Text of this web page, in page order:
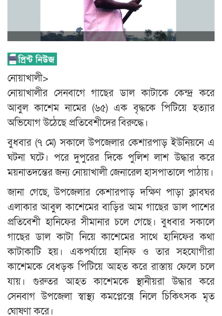
নোয়াখালী>
নোয়াখালীর সেনবাগে গাছের ডাল কাটাকে কেন্দ্র করে
আবুল কাশেম নামের (৬৫) এক বৃদ্ধকে পিটিয়ে হত্যার
অভিযোগ উঠেছে প্রতিবেশীদের বিরুদ্ধে।
বুধবার (৭ মে) সকালে উপজেলার কেশারপাড় ইউনিয়নে এ
ঘটনা ঘটে। পরে দুপুরের দিকে পুলিশ লাশ উদ্ধার করে
ময়নাতদন্তের জন্য নোয়াখালী জেনারেল হাসপাতালে পাঠায়।
জানা গেছে, উপজেলার কেশারপাড় দক্ষিণ পাড়া ক্লাবঘর
এলাকার আবুল কাশেমের বাড়ির আম গাছের ডাল পাশের
প্রতিবেশী হানিফের সীমানার চলে গেছে। বুধবার সকালে
গাছের ডাল কাটা নিয়ে কাশেমের সাথে হানিফের কথা
কাটাকাটি হয়। একপর্যায়ে হানিফ ও তার সহযোগীরা
কাশেমকে বেধড়ক পিটিয়ে আহত করে রাস্তায় ফেলে চলে
যায়। গুরুতর আহত কাশেমকে স্থানীয়রা উদ্ধার করে
সেনবাগ উপজেলা স্বাস্থ্য কমপ্লেক্সে নিলে চিকিৎসক মৃত
ঘোষণা করে।